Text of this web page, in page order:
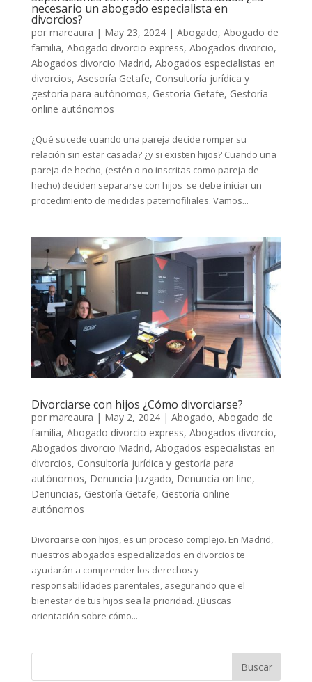
necesario un abogado especialista en
divorcios?
por mareaura | May 23, 2024| Abogado, Abogado de
familia, Abogado divorcio express, Abogados divorcio,
Abogados divorcio Madrid, Abogados especialistas en
divorcios, Asesoría Getafe, Consultoría jurídica y
gestoría para autónomos, Gestoría Getafe, Gestoría
online autónomos
¿Qué sucede cuando una pareja decide romper su
relación sin estar casada? ¿y si existen hijos? Cuando una
pareja de hecho, (estén o no inscritas como pareja de
hecho) deciden separarse con hijos se debe iniciar un
procedimiento de medidas paternofiliales. Vamos...
Divorciarse con hijos ¿Cómo divorciarse?
por mareaura | May 2, 2024| Abogado, Abogado de
familia, Abogado divorcio express, Abogados divorcio,
Abogados divorcio Madrid, Abogados especialistas en
divorcios, Consultoría jurídica y gestoría para
autónomos, Denuncia Juzgado, Denuncia on line,
Denuncias, Gestoría Getafe, Gestoría online
autónomos
Divorciarse con hijos, es un proceso complejo. En Madrid,
nuestros abogados especializados en divorcios te
ayudarán a comprender los derechos y
responsabilidades parentales, asegurando que el
bienestar de tus hijos sea la prioridad. ¿Buscas
orientación sobre cómo...
Buscar: